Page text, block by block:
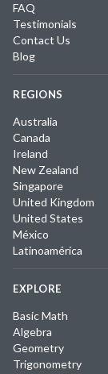
FAQ
Testimonials
Contact Us
Blog
REGIONS
Australia
Canada
Ireland
New Zealand
Singapore
United Kingdom
United States
México
Latinoamérica
EXPLORE
Basic Math
Algebra
Geometry
Trigonometry